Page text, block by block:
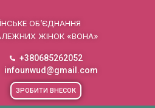
ОБ’ЄДНАННЯ
ЖІНОК «ВОНА»
+380685262052
infounwud@gmail.com
ЗРОБИТИ ВНЕСОК